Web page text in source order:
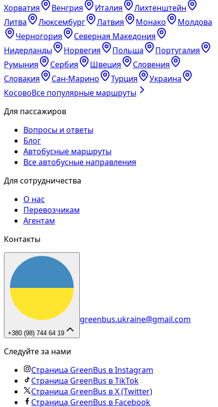
Хорватия
Венгрия Италия
Лихтенштейн
Литва
Люксембург Латвия Монако
Молдова
Черногория
Северная Македония
Нидерланды
Норвегия Польша
Португалия
Румыния
Сербия Швеция
Словения
Словакия
Сан-Марино Турция
Украина
КосовоВсе популярные маршруты
Для пассажиров
Вопросы и ответы
Блог
Автобусные маршруты
Все автобусные направления
Для сотрудничества
О нас
Перевозчикам
Агентам
Контакты
+380 (98) 744 64 19
greenbus.ukraine@gmail.com
Следуйте за нами
Страница GreenBus в Instagram
Страница GreenBus в TikTok
Страница GreenBus в X (Twitter)
Страница GreenBus в Facebook